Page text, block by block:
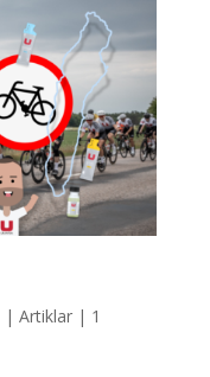
| Artiklar| 1